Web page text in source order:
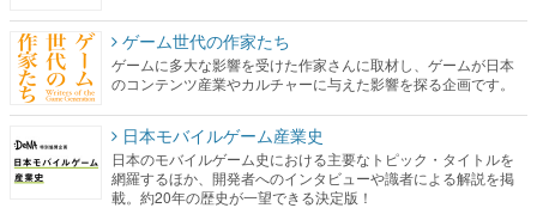
ゲーム世代の作家たち
ゲームに多大な影響を受けた作家さんに取材し、ゲームが日本
のコンテンツ産業やカルチャーに与えた影響を探る企画です。
日本モバイルゲーム産業史
日本のモバイルゲーム史における主要なトピック・タイトルを
網羅するほか、開発者へのインタビューや識者による解説を掲
載。約20年の歴史が一望できる決定版！